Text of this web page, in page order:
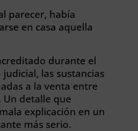
parecer, había
en casa aquella
durante el
las sustancias
a la venta entre
Un detalle que
explicación en un
más serio.